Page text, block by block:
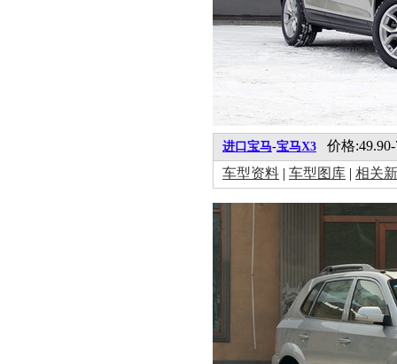
进口宝马-宝马X3 价格
车型资料 | 车型图库 | 相关